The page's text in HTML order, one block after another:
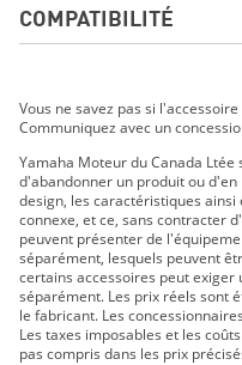
COMPATIBILITÉ
MT-07 2019
MT-09 2019
MT-10 2019
TRACER 900 GT
TRACER 900 2019
NIKEN GT 2019
PW50 2019 À 2
TT-R110E 2019
TT-R125LE 2019
Vous ne savez pas si
Communiquez avec un
Yamaha Moteur du Canada
d'abandonner un produit ou
design, les caractéristiques
connexe, et ce, sans contracter
peuvent présenter de
séparément, lesquels peuvent
certains accessoires peut exiger
séparément. Les prix réels sont
le fabricant. Les
Les taxes imposables et les
pas compris dans les prix